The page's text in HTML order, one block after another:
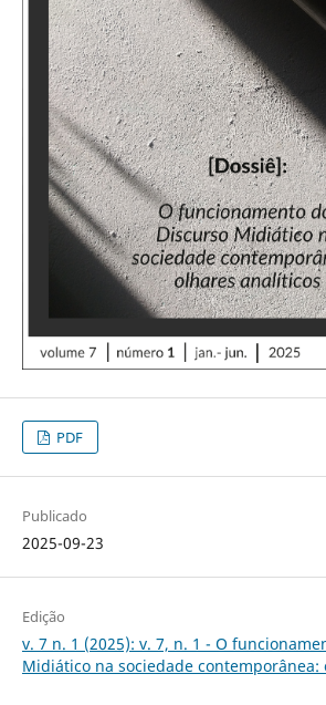
PDF
Publicado
2025-09-23
Edição
v. 7 n. 1 (2025): v. 7, n. 1 - O
Midiático na sociedade contemporânea: